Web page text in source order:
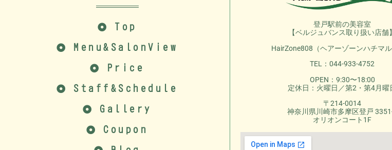
Top
Menu&SalonView
Price
Staff&Schedule
Gallery
Coupon
登戸駅前の美容室
【ベルジュバンス取り扱い店舗】
HairZone808（ヘアーゾーンハチマル
TEL：044-933-4752
OPEN：9:30〜18:00
定休日：火曜日／第2・第4月曜
〒214-0014
神奈川県川崎市多摩区登戸
オリオンコート1F